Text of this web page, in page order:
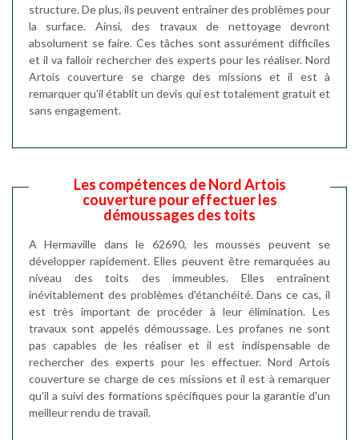
structure. De plus, ils peuvent entraîner des problèmes pour
la surface. Ainsi, des travaux de nettoyage devront
absolument se faire. Ces tâches sont assurément difficiles
et il va falloir rechercher des experts pour les réaliser. Nord
Artois couverture se charge des missions et il est à
remarquer qu'il établit un devis qui est totalement gratuit et
sans engagement.
Les compétences de Nord Artois
couverture pour effectuer les
démoussages des toits
A Hermaville dans le 62690, les mousses peuvent se
développer rapidement. Elles peuvent être remarquées au
niveau des toits des immeubles. Elles entraînent
inévitablement des problèmes d'étanchéité. Dans ce cas, il
est très important de procéder à leur élimination. Les
travaux sont appelés démoussage. Les profanes ne sont
pas capables de les réaliser et il est indispensable de
rechercher des experts pour les effectuer. Nord Artois
couverture se charge de ces missions et il est à remarquer
qu'il a suivi des formations spécifiques pour la garantie d'un
meilleur rendu de travail.